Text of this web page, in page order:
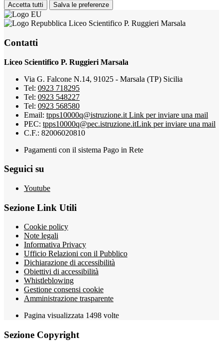
Accetta tutti Salva le preferenze
Liceo Scientifico P. Ruggieri Marsala
Contatti
Liceo Scientifico P. Ruggieri Marsala
Via G. Falcone N.14, 91025 - Marsala (TP) Sicilia
Tel: 0923 718295
Tel: 0923 548227
Tel: 0923 568580
Email: tpps10000q@istruzione.it Link per inviare una mail
PEC: tpps10000q@pec.istruzione.itLink per inviare una mail
C.F.: 82006020810
Pagamenti con il sistema Pago in Rete
Seguici su
Youtube
Sezione Link Utili
Cookie policy
Note legali
Informativa Privacy
Ufficio Relazioni con il Pubblico
Dichiarazione di accessibilità
Obiettivi di accessibilità
Whistleblowing
Gestione consensi cookie
Amministrazione trasparente
Pagina visualizzata 1498 volte
Sezione Copyright